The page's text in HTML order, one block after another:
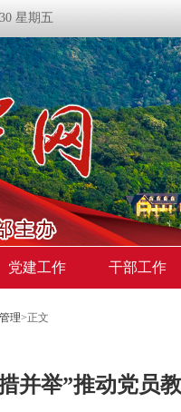
星期五
党建工作 干部工作
理>正文
并举”推动党员